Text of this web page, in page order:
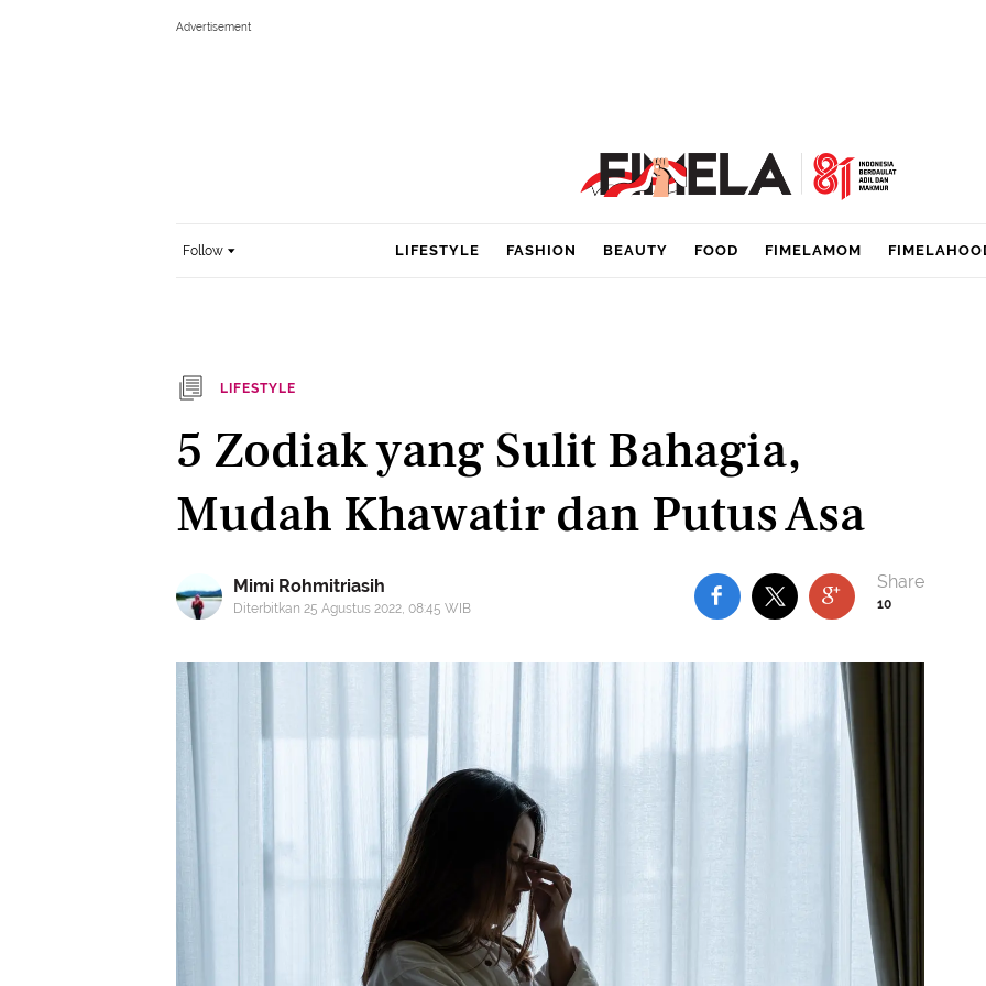
Follow LIFESTYLE FASHION BEAUTY FOOD FIMELAMOM
LIFESTYLE
5 Zodiak yang Sulit Bahagia,
Mudah Khawatir dan Putus Asa
Mimi Rohmitriasih
Diterbitkan 25 Agustus 2022, 08:45 WIB 10